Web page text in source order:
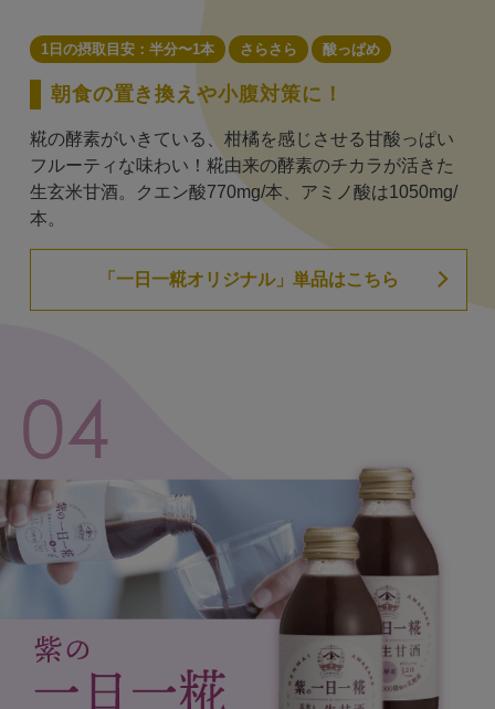
1日の摂取目安：半分〜1本 さらさら 酸っぱめ
朝食の置き換えや小腹対策に！
糀の酵素がいきている、柑橘を感じさせる甘酸っぱい
フルーティな味わい！糀由来の酵素のチカラが活きた
生玄米甘酒。クエン酸770mg/本、アミノ酸は1050mg/
本。
「一日一糀オリジナル」単品はこちら